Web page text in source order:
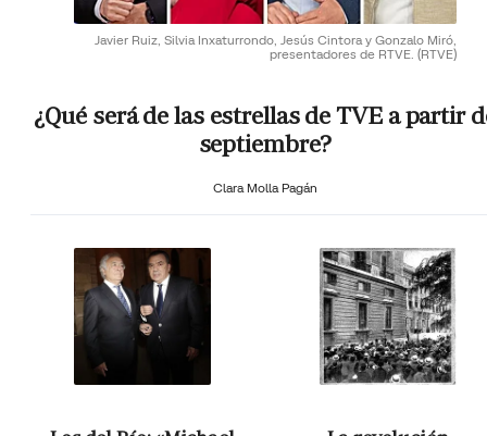
Javier Ruiz, Silvia Inxaturrondo, Jesús Cintora y Gonzalo Miró,
presentadores de RTVE. (RTVE)
¿Qué será de las estrellas de TVE a partir
septiembre?
Clara Molla Pagán